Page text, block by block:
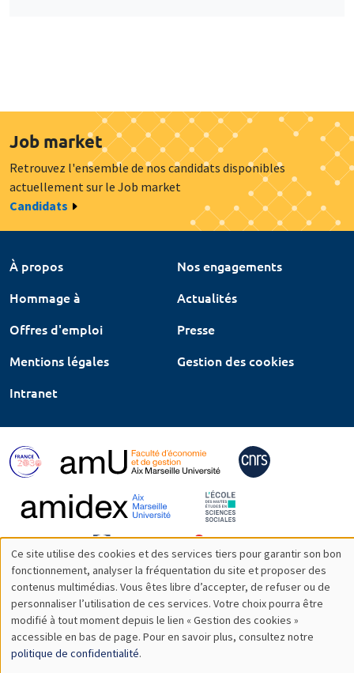
Job market
Retrouvez l'ensemble de nos candidats disponibles
actuellement sur le Job market
Candidats
À propos
Nos engagements
Hommage à
Actualités
Offres d'emploi
Presse
Mentions légales
Gestion des cookies
Intranet
Utilisation
des
données
personnelles
Ce site utilise des cookies et des services tiers pour garantir son bon
fonctionnement, analyser la fréquentation du site et proposer des
contenus multimédias. Vous êtes libre d’accepter, de refuser ou de
personnaliser l’utilisation de ces services. Votre choix pourra être
modifié à tout moment depuis le lien « Gestion des cookies »
accessible en bas de page. Pour en savoir plus, consultez notre
politique de confidentialité.